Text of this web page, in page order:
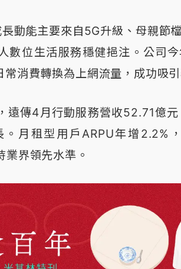
動能主要來自5G升級、母親節
數位生活服務穩健挹注。公司
消費轉換為上網流量，成功吸引
遠傳4月行動服務營收52.71億元
月租型用戶ARPU年增2.2%
界領先水準。